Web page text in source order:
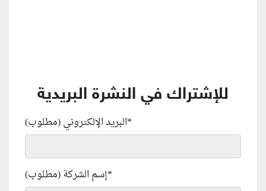
للإشتراك في النشرة البريدية
البريد الإلكتروني (مطلوب)*
إسم الشركة (مطلوب)*